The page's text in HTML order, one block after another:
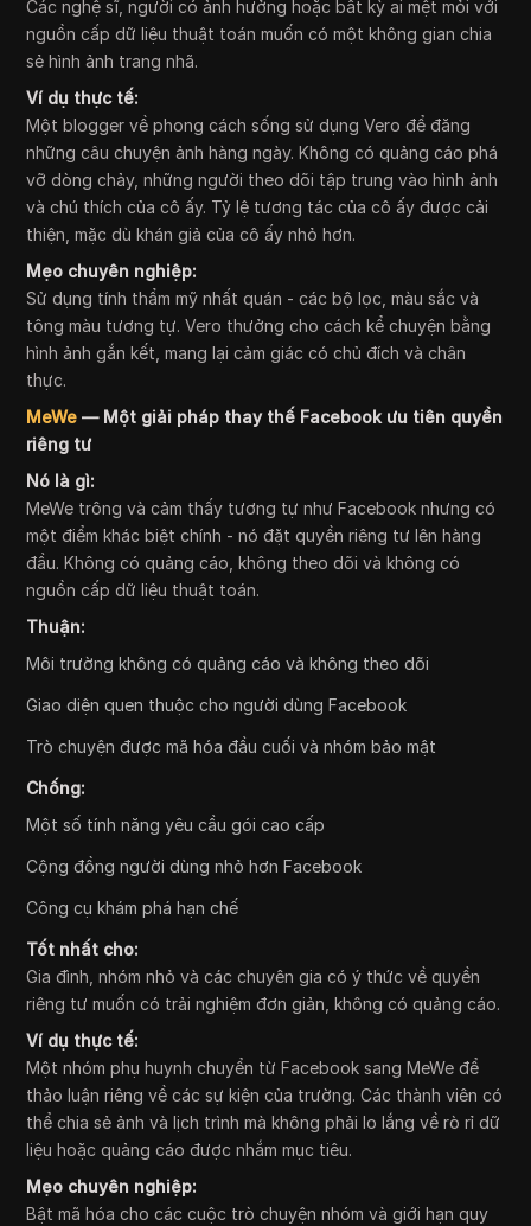
Các nghệ sĩ, người có ảnh hưởng hoặc bất kỳ ai mệt mỏi với
nguồn cấp dữ liệu thuật toán muốn có một không gian chia
sẻ hình ảnh trang nhã.
Ví dụ thực tế:
Một blogger về phong cách sống sử dụng Vero để đăng
những câu chuyện ảnh hàng ngày. Không có quảng cáo phá
vỡ dòng chảy, những người theo dõi tập trung vào hình ảnh
và chú thích của cô ấy. Tỷ lệ tương tác của cô ấy được cải
thiện, mặc dù khán giả của cô ấy nhỏ hơn.
Mẹo chuyên nghiệp:
Sử dụng tính thẩm mỹ nhất quán - các bộ lọc, màu sắc và
tông màu tương tự. Vero thưởng cho cách kể chuyện bằng
hình ảnh gắn kết, mang lại cảm giác có chủ đích và chân
thực.
MeWe— Một giải pháp thay thế Facebook ưu tiên quyền
riêng tư
Nó là gì:
MeWe trông và cảm thấy tương tự như Facebook nhưng có
một điểm khác biệt chính - nó đặt quyền riêng tư lên hàng
đầu. Không có quảng cáo, không theo dõi và không có
nguồn cấp dữ liệu thuật toán.
Thuận:
Môi trường không có quảng cáo và không theo dõi
Giao diện quen thuộc cho người dùng Facebook
Trò chuyện được mã hóa đầu cuối và nhóm bảo mật
Chống:
Một số tính năng yêu cầu gói cao cấp
Cộng đồng người dùng nhỏ hơn Facebook
Công cụ khám phá hạn chế
Tốt nhất cho:
Gia đình, nhóm nhỏ và các chuyên gia có ý thức về quyền
riêng tư muốn có trải nghiệm đơn giản, không có quảng cáo.
Ví dụ thực tế:
Một nhóm phụ huynh chuyển từ Facebook sang MeWe để
thảo luận riêng về các sự kiện của trường. Các thành viên có
thể chia sẻ ảnh và lịch trình mà không phải lo lắng về rò rỉ dữ
liệu hoặc quảng cáo được nhắm mục tiêu.
Mẹo chuyên nghiệp:
Bật mã hóa cho các cuộc trò chuyện nhóm và giới hạn quy